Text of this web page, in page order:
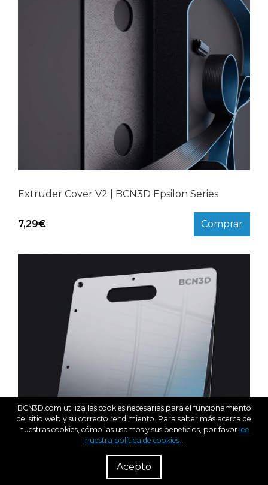
Extruder Cover V2 | BCN3D Epsilon Series
7,29€ Comprar
BCN3D.com utiliza las cookies necesarias para el funcionamiento
del sitio web y su correcto rendimiento. Para saber más acerca de
nuestras cookies, cómo las usamos y sus beneficios, por favor lee
nuestra política de cookies..
Acepto